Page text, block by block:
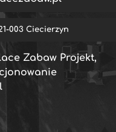
003 Ciecierzyn
Zabaw Projekt,